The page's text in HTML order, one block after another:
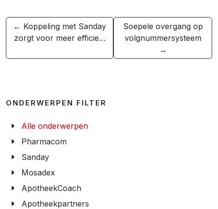
← Koppeling met Sanday
zorgt voor meer efficie…
Soepele overgang op
volgnummersysteem
→
ONDERWERPEN FILTER
Alle onderwerpen
Pharmacom
Sanday
Mosadex
ApotheekCoach
Apotheekpartners